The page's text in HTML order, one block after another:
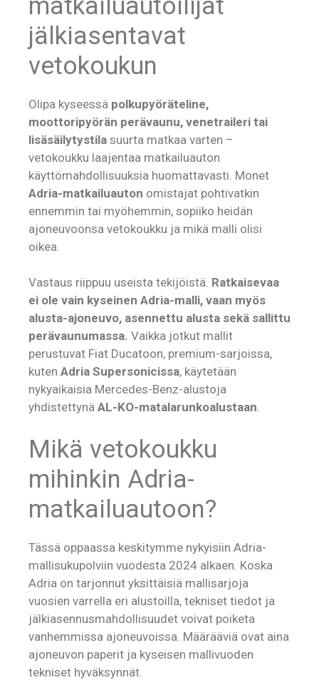
jälkiasentavat
vetokoukun
Olipa kyseessä polkupyöräteline,
moottoripyörän perävaunu, venetraileri tai
lisäsäilytystila suurta matkaa varten –
vetokoukku laajentaa matkailuauton
käyttömahdollisuuksia huomattavasti. Monet
Adria-matkailuauton omistajat pohtivatkin
ennemmin tai myöhemmin, sopiiko heidän
ajoneuvoonsa vetokoukku ja mikä malli olisi
oikea.
Vastaus riippuu useista tekijöistä. Ratkaisevaa
ei ole vain kyseinen Adria-malli, vaan myös
alusta-ajoneuvo, asennettu alusta sekä sallittu
perävaunumassa. Vaikka jotkut mallit
perustuvat Fiat Ducatoon, premium-sarjoissa,
kuten Adria Supersonicissa, käytetään
nykyaikaisia Mercedes-Benz-alustoja
yhdistettynä AL-KO-matalarunkoalustaan.
Mikä vetokoukku
mihinkin Adria-
matkailuautoon?
Tässä oppaassa keskitymme nykyisiin Adria-
mallisukupolviin vuodesta 2024 alkaen. Koska
Adria on tarjonnut yksittäisiä mallisarjoja
vuosien varrella eri alustoilla, tekniset tiedot ja
jälkiasennusmahdollisuudet voivat poiketa
vanhemmissa ajoneuvoissa. Määrääviä ovat aina
ajoneuvon paperit ja kyseisen mallivuoden
tekniset hyväksynnät.